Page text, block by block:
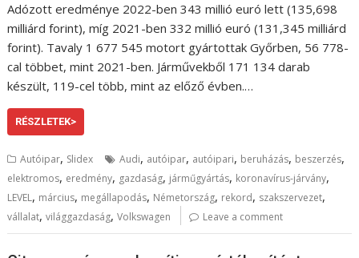
Adózott eredménye 2022-ben 343 millió euró lett (135,698
milliárd forint), míg 2021-ben 332 millió euró (131,345 milliárd
forint). Tavaly 1 677 545 motort gyártottak Győrben, 56 778-
cal többet, mint 2021-ben. Járművekből 171 134 darab
készült, 119-cel több, mint az előző évben.…
RÉSZLETEK>
Autóipar, Slidex Audi, autóipar, autóipari, beruházás, beszerzés,
elektromos, eredmény, gazdaság, járműgyártás, koronavírus-járvány,
LEVEL, március, megállapodás, Németország, rekord, szakszervezet,
vállalat,világgazdaság,Volkswagen Leave a comment